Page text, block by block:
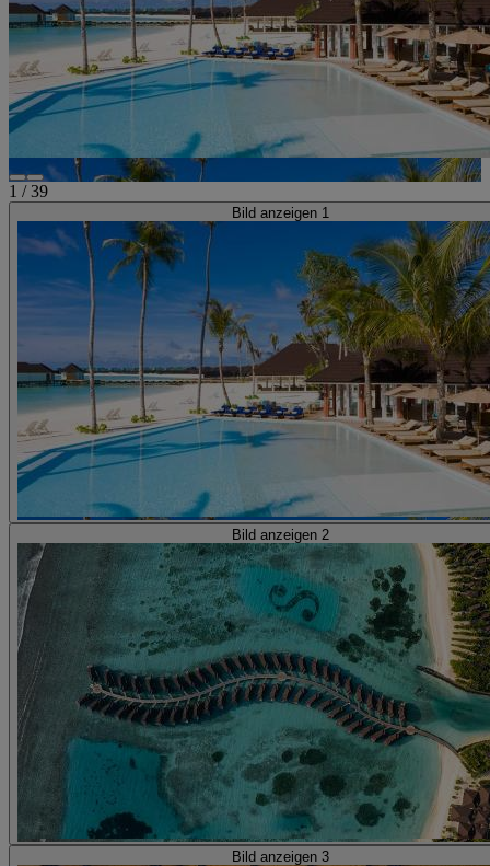
1 /39
Bild anzeigen 1
Bild anzeigen 2
Bild anzeigen 3